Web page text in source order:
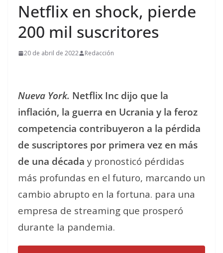
Netflix en shock, pierde
200 mil suscritores
20 de abril de 2022 Redacción
Nueva York. Netflix Inc dijo que la
inflación, la guerra en Ucrania y la feroz
competencia contribuyeron a la pérdida
de suscriptores por primera vez en más
de una década y pronosticó pérdidas
más profundas en el futuro, marcando un
cambio abrupto en la fortuna. para una
empresa de streaming que prosperó
durante la pandemia.